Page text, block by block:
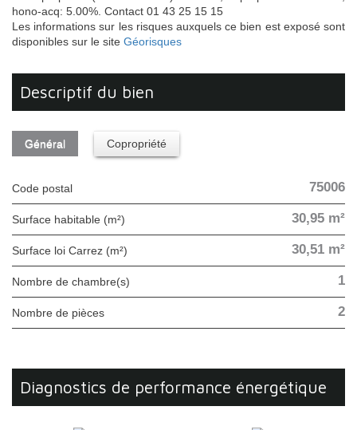
hono-acq: 5.00%. Contact 01 43 25 15 15
Les informations sur les risques auxquels ce bien est exposé sont
disponibles sur le site Géorisques
descriptif du bien
Général Copropriété
Code postal 75006
Surface habitable (m²) 30,95 m²
Surface loi Carrez (m²) 30,51 m²
Nombre de chambre(s) 1
Nombre de pièces 2
diagnostics de performance énergétique